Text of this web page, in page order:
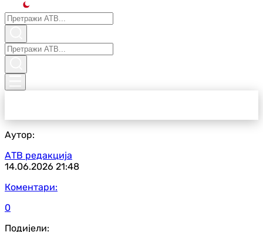
Аутор:
АТВ редакција
14.06.2026 21:48
Коментари:
0
Подијели: